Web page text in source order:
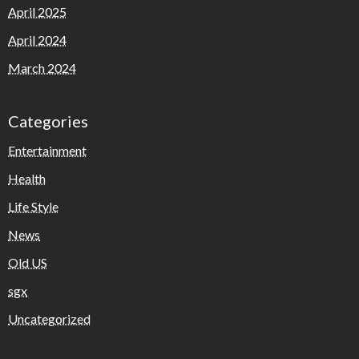
Er öffnete sie nicht einmal, hielt sie nur fest und spürte die
Sie führten ihn in die Hütte. Die Hitze traf ihn wie eine
den Raum mit dem Geruch von Kaffee. Die Soldaten
tauschten Blicke – keine Feindseligkeit, nur Mitleid. Einer
gegenüber.
„Warst du lange dort oben?“,
nicht, starrte nur ins Feuer. Donnelly versuchte es noch
einmal, langsamer.
„Wie lange hast du dich versteckt?“
April 2025
April 2024
March 2024
Categories
Entertainment
Health
Life Style
News
Old US
sgx
Uncategorized